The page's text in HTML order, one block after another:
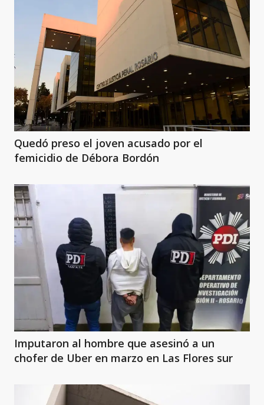
Quedó preso el joven acusado por el
femicidio de Débora Bordón
Imputaron al hombre que asesinó a un
chofer de Uber en marzo en Las Flores sur